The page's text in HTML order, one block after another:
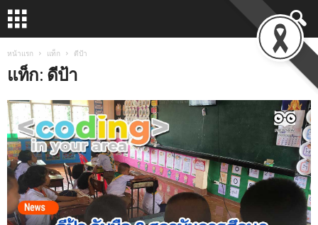
หน้าแรก แท็ก ดีป้า
แท็ก: ดีป้า